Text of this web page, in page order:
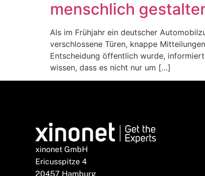
menschlich
Als im Frühjahr ein deutscher
verschlossene Türen, knappe
Entscheidung öffentlich wurde,
wissen, dass es nicht nur um […]
xinonet GmbH
Ericusspitze 4
20457 Hamburg